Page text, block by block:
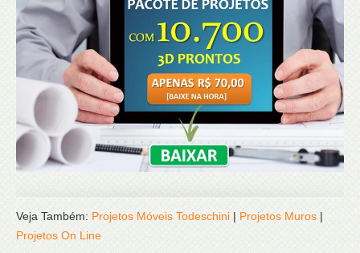
Veja Também: Projetos Móveis Todeschini | Projetos Muros |
Projetos On Line